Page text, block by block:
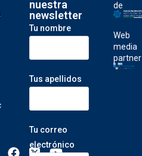
nuestra
newsletter
Tu nombre
Tus apellidos
Tu correo
electrónico
de
Web
media
partner